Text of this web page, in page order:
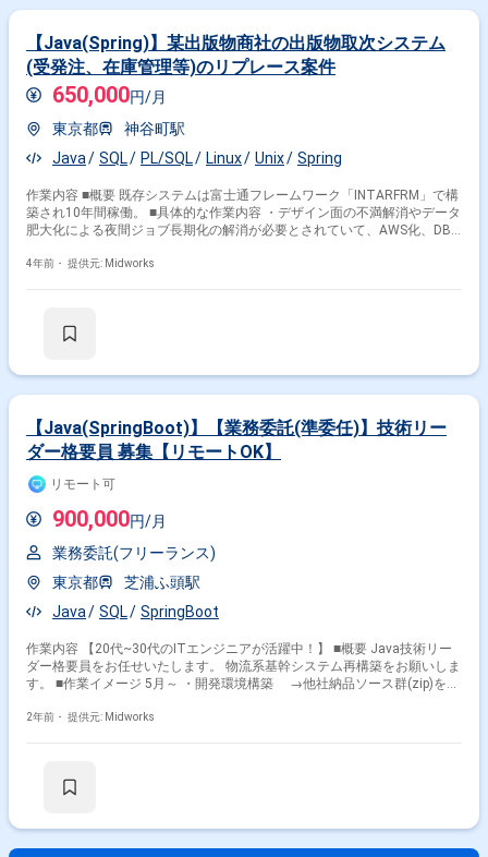
【Java(Spring)】某出版物商社の出版物取次システム
(受発注、在庫管理等)のリプレース案件
650,000円/月
東京都
神谷町駅
Java
SQL PL/SQL Linux Unix Spring
作業内容 ■概要 既存システムは富士通フレームワーク「INTARFRM」で構
築され10年間稼働。 ■具体的な作業内容 ・デザイン面の不満解消やデータ
肥大化による夜間ジョブ長期化の解消が必要とされていて、AWS化、DB
システム再構築を行います。 ■開発環境： ■プログラミング言語：
4年前・ 提供元: Midworks
【Java(SpringBoot)】【業務委託(準委任)】技術リー
ダー格要員 募集【リモートOK】
リモート可
900,000円/月
業務委託(フリーランス)
東京都
芝浦ふ頭駅
Java
SQL SpringBoot
作業内容 【20代~30代のITエンジニアが活躍中！】 ■概要 Java技術リー
ダー格要員をお任せいたします。 物流系基幹システム再構築をお願いしま
す。 ■作業イメージ 5月～ ・開発環境構築 →他社納品ソース群(zip)を使
管理(仮Git)、ドキュメント管理(仮SVN)を対象 ・技術相談 →外部IF、バ
以外にもCI/CD環境などのDevOps環境整備 ・デプロイ手順整備 ・M/W設
2年前・ 提供元: Midworks